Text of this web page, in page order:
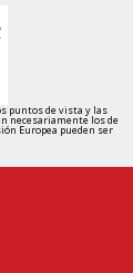
puntos de vista y las
necesariamente los de
Europea pueden ser